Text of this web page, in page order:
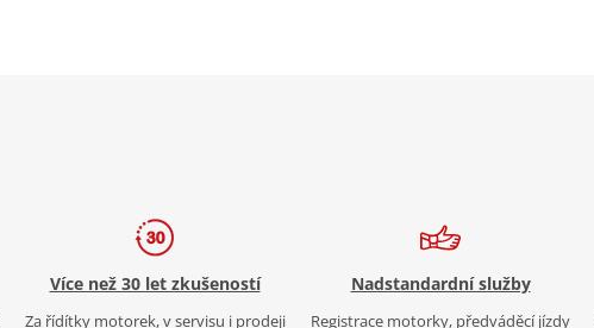
Více než 30 let zkušeností
Za řídítky motorek, v servisu i prodeji
Nadstandardní služby
Registrace motorky, předváděcí jízdy